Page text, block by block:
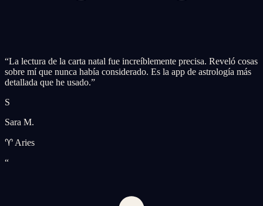
“La lectura de la carta natal fue increíblemente precisa. Reveló cosas
sobre mí que nunca había considerado. Es la app de astrología más
detallada que he usado.”
S
Sara M.
♈ Aries
“